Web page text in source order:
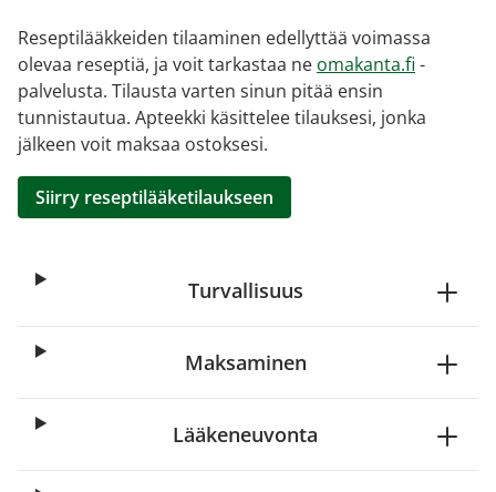
Reseptilääkkeiden tilaaminen edellyttää voimassa
olevaa reseptiä, ja voit tarkastaa ne omakanta.fi -
palvelusta. Tilausta varten sinun pitää ensin
tunnistautua. Apteekki käsittelee tilauksesi, jonka
jälkeen voit maksaa ostoksesi.
Siirry reseptilääketilaukseen
Turvallisuus
Maksaminen
Lääkeneuvonta